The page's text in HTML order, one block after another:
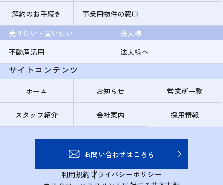
解約のお手続き
事業用物件の窓口
売りたい・買いたい
不動産活用
法人様
法人様へ
サイトコンテンツ
ホーム お知らせ 営業所一覧
スタッフ紹介 会社案内 採用情報
お問い合わせはこちら
利用規約プライバシーポリシー